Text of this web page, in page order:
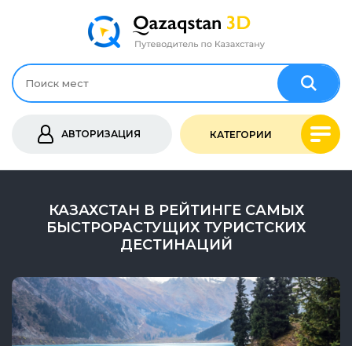
АВТОРИЗАЦИЯ КАТЕГОРИИ
КАЗАХСТАН В РЕЙТИНГЕ САМЫХ
БЫСТРОРАСТУЩИХ ТУРИСТСКИХ
ДЕСТИНАЦИЙ